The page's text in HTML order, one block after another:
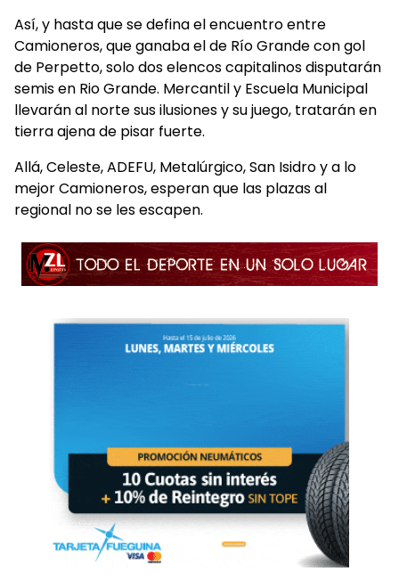
Así, y hasta que se defina el encuentro entre
Camioneros, que ganaba el de Río Grande con gol
de Perpetto, solo dos elencos capitalinos disputarán
semis en Rio Grande. Mercantil y Escuela Municipal
llevarán al norte sus ilusiones y su juego, tratarán en
tierra ajena de pisar fuerte.
Allá, Celeste, ADEFU, Metalúrgico, San Isidro y a lo
mejor Camioneros, esperan que las plazas al
regional no se les escapen.